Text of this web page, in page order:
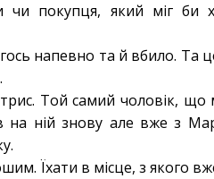
чи покупця, який міг би
напевно та й вбило. Та
Той самий чоловік, що
на ній знову але вже з
Їхати в місце, з якого